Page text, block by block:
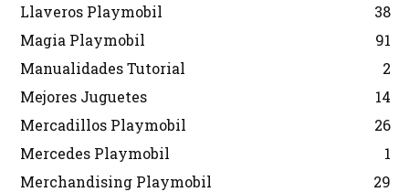
Llaveros Playmobil
38
Magia Playmobil
91
Manualidades Tutorial
2
Mejores Juguetes
14
Mercadillos Playmobil
26
Mercedes Playmobil
1
Merchandising Playmobil
29